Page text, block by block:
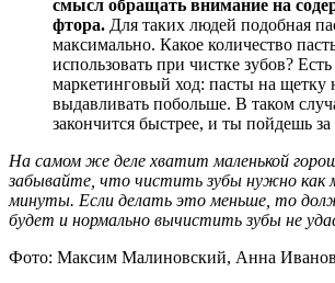
смысл обращать внимание на
фтора. Для таких людей подобная
максимально. Какое количество
использовать при чистке зубов? Есть
маркетинговый ход: пасты на щетку
выдавливать побольше. В таком
закончится быстрее, и ты пойдешь
На самом же деле хватит маленькой
забывайте, что чистить зубы нужно как
минуты. Если делать это меньше, то
будет и нормально вычистить зубы не
Фото: Максим Малиновский, Анна